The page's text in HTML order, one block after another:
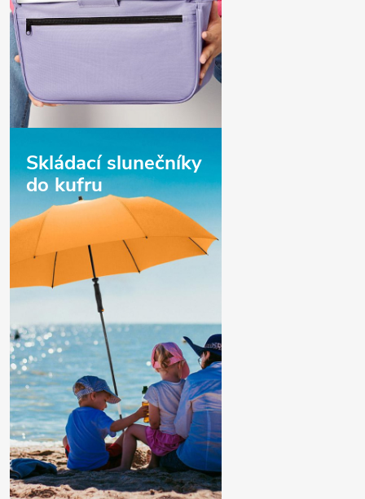
Skládací slunečníky
do kufru